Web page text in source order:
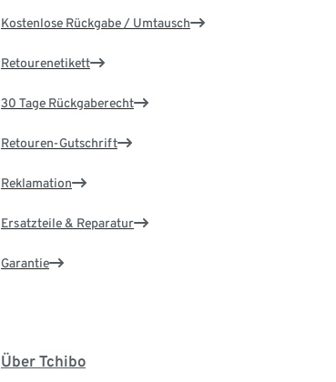
Kostenlose Rückgabe / Umtausch
Retourenetikett
30 Tage Rückgaberecht
Retouren-Gutschrift
Reklamation
Ersatzteile & Reparatur
Garantie
Über Tchibo